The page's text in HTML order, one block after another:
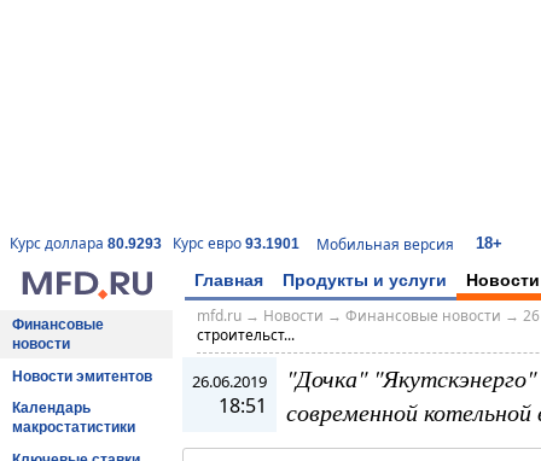
Курс доллара 80.9293 Курс евро 93.1901 Мобильная версия 18+
Главная Продукты и услуги Новости
Финансовые
новости
Новости эмитентов
Календарь
макростатистики
mfd.ru→ Новости → Финансовые новости →
строительст...
26.06.2019
18:51
"Дочка"
современной